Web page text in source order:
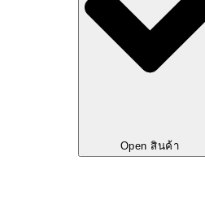
Open สินค้า